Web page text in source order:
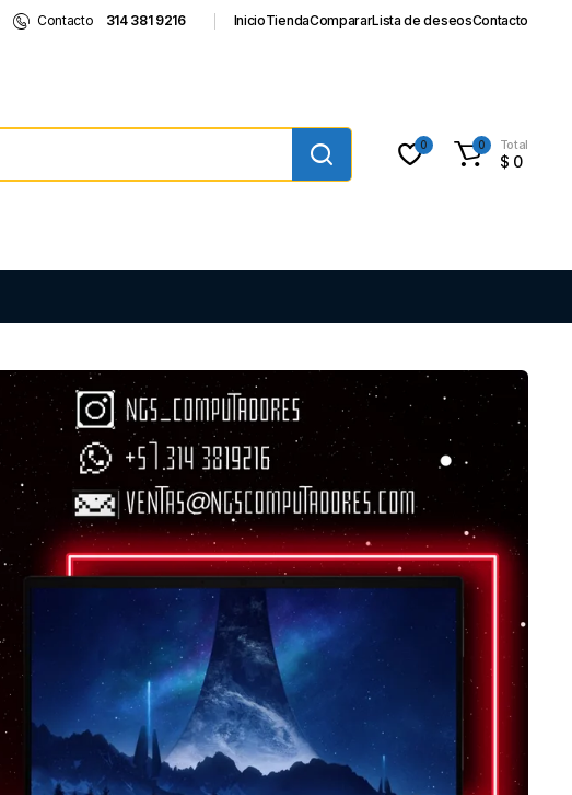
Contacto 314 381 9216 InicioTiendaCompararLista de deseosContacto
0 0 Total
$ 0